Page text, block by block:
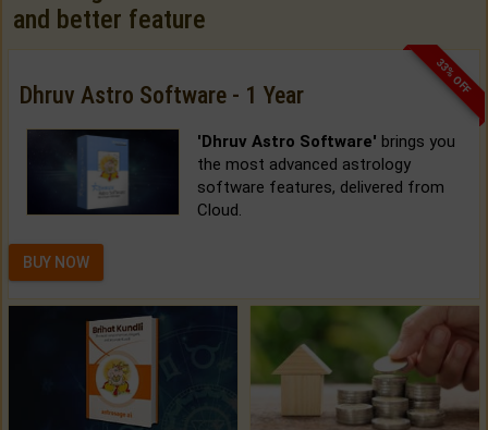
and better feature
33% OFF
Dhruv Astro Software - 1 Year
'Dhruv Astro Software' brings you
the most advanced astrology
software features, delivered from
Cloud.
BUY NOW